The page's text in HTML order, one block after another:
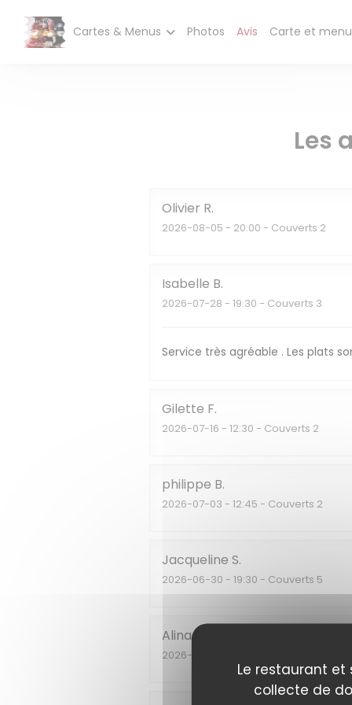
Le restaurant et
collecte de
Cartes & Menus Photos Avis Carte et
Les
Olivier R
2026-08-05 - 20:00 - Couverts 2
Isabelle B
2026-07-28 - 19:30 - Couverts 3
Service très agréable . Les plats
Gilette F
2026-07-16 - 12:30 - Couverts 2
philippe B
2026-07-03 - 12:45 - Couverts 2
Jacqueline S
2026-06-30 - 19:30 - Couverts 5
AlinaT
2026-06-26